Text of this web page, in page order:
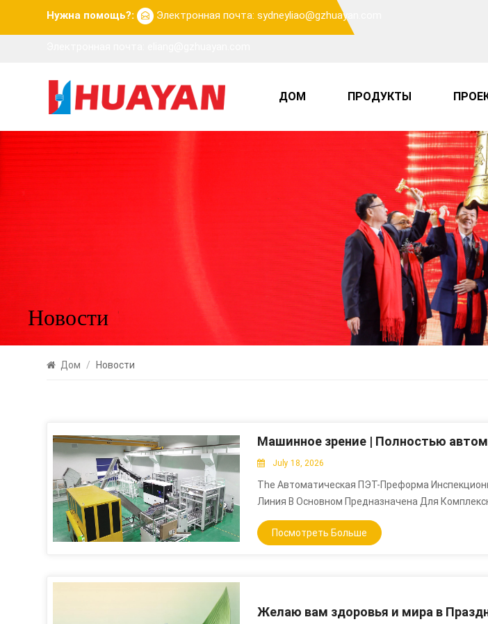
Нужна помощь?: Электронная почта: sydneyliao@gzhuayan.com
ДОМ ПРОДУКТЫ
Новости
Дом / Новости
July 18, 2026
The Автоматическая ПЭТ-Преформа
Линия В Основном Предназначена Для
Соответствии С Различными Требованиями К
Преформы Либо Загружаются В Большие
Машину, Сортировщикпреформ, Инспекционную
Посмотреть Больше
Желаю вам здоровья и мира в